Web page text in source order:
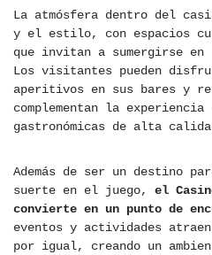
La atmósfera dentro del
y el estilo, con espacios
que invitan a sumergirse en
Los visitantes pueden
aperitivos en sus bares y
complementan la
gastronómicas de alta
Además de ser un destino
suerte en el juego, el
convierte en un punto de
eventos y actividades
por igual, creando un